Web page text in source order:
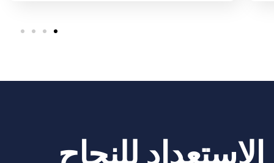
الاستعداد للنجاح